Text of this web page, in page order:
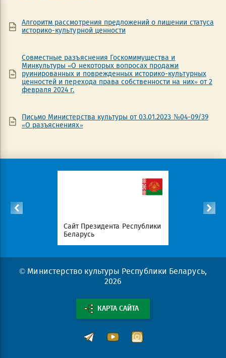
Алгоритм рассмотрения предложений о лишении статуса
историко-культурной ценности
Совместные разъяснения Госкомимущества и
Минкультуры «О некоторых вопросах продажи
руинированных и поврежденных историко-культурных
ценностей и перехода права собственности на них» от 2
февраля 2024 г.
Письмо Министерства культуры от 03.01.2023 №04-09/39
«О разъяснениях»
Сайт Президента Республики
Беларусь
© Министерство культуры Республики Беларусь,
2026
КАРТА САЙТА